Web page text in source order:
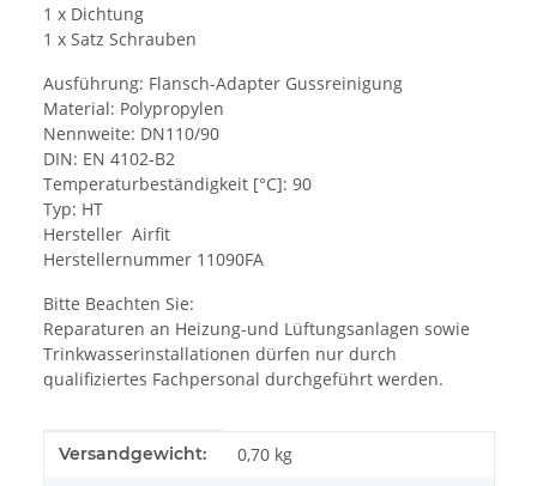
1 x Dichtung
1 x Satz Schrauben
Ausführung: Flansch-Adapter Gussreinigung
Material: Polypropylen
Nennweite: DN110/90
DIN: EN 4102-B2
Temperaturbeständigkeit [°C]: 90
Typ: HT
Hersteller Airfit
Herstellernummer 11090FA
Bitte Beachten Sie:
Reparaturen an Heizung-und Lüftungsanlagen sowie
Trinkwasserinstallationen dürfen nur durch
qualifiziertes Fachpersonal durchgeführt werden.
Produkteigenschaft
Wert
Versandgewicht: 0,70 kg